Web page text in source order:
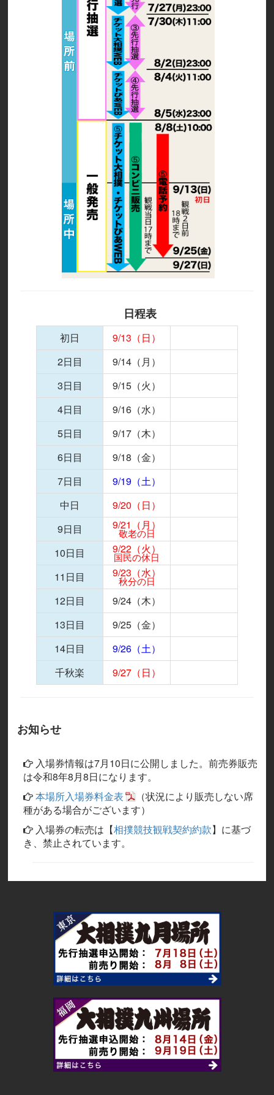
日程表
初日
9/13（日）
2日目
9/14（月）
3日目
9/15（火）
4日目
9/16（水）
5日目
9/17（木）
6日目
9/18（金）
7日目
9/19（土）
中日
9/20（日）
9日目
9/21（月）
敬老の日
10日目 9/22（火）
国民の休日
11日目 9/23（水）
秋分の日
12日目
9/24（木）
13日目
9/25（金）
14日目
9/26（土）
千秋楽
9/27（日）
お知らせ
入場券情報は7月10日に公開しました。前売券販売
は令和8年8月8日になります。
本場所入場券料金表
（状況により販売しない席
種がある場合がございます）
入場券の転売は【相撲競技観戦契約約款】に基づ
き、禁止されています。